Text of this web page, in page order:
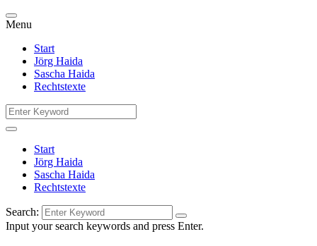
Menu
Start
Jörg Haida
Sascha Haida
Rechtstexte
Start
Jörg Haida
Sascha Haida
Rechtstexte
Search:
Input your search keywords and press Enter.